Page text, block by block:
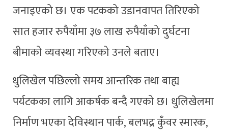
जनाइएको छ। एक पटकको उडानवापत तिरिएको
सात हजार रुपैयाँमा ३७ लाख रुपैयाँको दुर्घटना
बीमाको व्यवस्था गरिएको उनले बताए।
धुलिखेल पछिल्लो समय आन्तरिक तथा बाह्य
पर्यटकका लागि आकर्षक बन्दै गएको छ। धुलिखेलमा
निर्माण भएका देविस्थान पार्क, बलभद्र कुँवर स्मारक,